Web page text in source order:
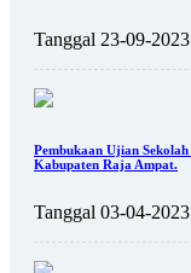
Tanggal 23-09-
Pembukaan Ujian
Kabupaten Raja Ampat.
Tanggal 03-04-